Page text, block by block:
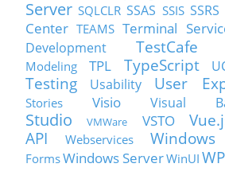
Server SQLCLR SSAS SSIS SSRS
Center TEAMS Terminal
Development
TestCafe
Modeling
TPL TypeScript
Testing
Usability User
Stories
Visio Visual
Studio
VMWare VSTO
API
Webservices
FormsWindows ServerWinUI